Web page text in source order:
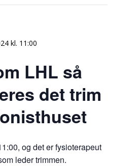
kl. 11:00
LHL så
det trim
og det er fysioterapeut
leder trimmen.